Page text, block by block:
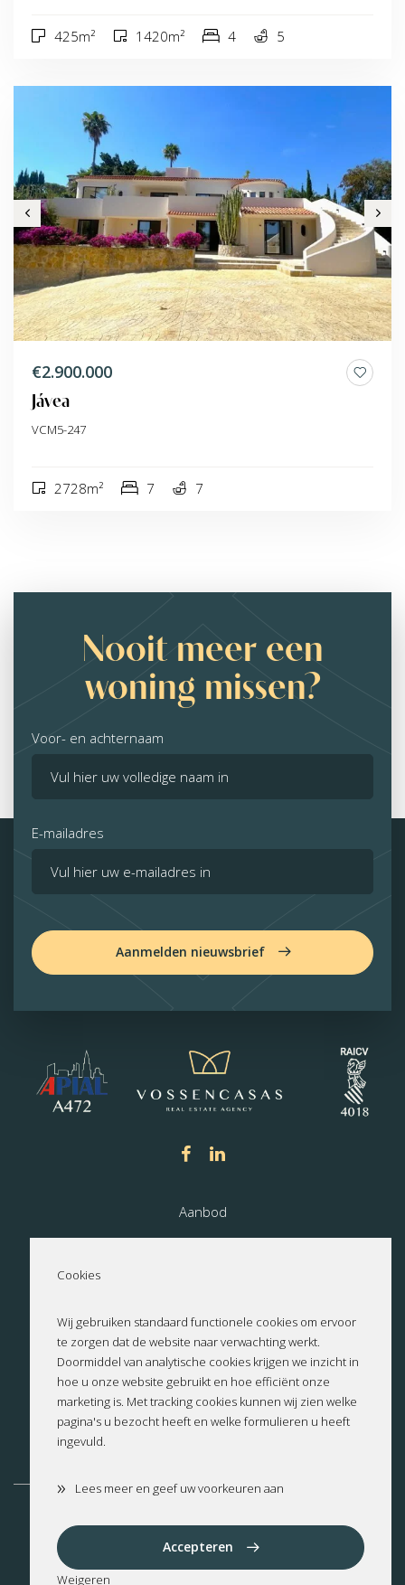
425m² 1420m² 4 5
€2.900.000
Jávea
VCM5-247
2728m² 7 7
Nooit meer een
woning missen?
Voor- en achternaam
E-mailadres
Aanmelden nieuwsbrief
Aanbod
Contact
Privacyverklaring
Cumbre del Sol
Jalon
Jávea Moraira
Cookies
Wij gebruiken standaard functionele cookies om ervoor
te zorgen dat de website naar verwachting werkt.
Doormiddel van analytische cookies krijgen we inzicht in
hoe u onze website gebruikt en hoe efficiënt onze
marketing is. Met tracking cookies kunnen wij zien welke
pagina's u bezocht heeft en welke formulieren u heeft
ingevuld.
» Lees meer en geef uw voorkeuren aan
Accepteren
Weigeren